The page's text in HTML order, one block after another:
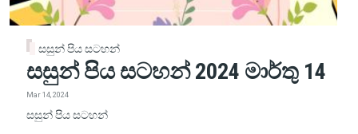
සසුන් පිය සටහන්
සසුන් පිය සටහන් 2024 මාර්තු 14
Mar 14, 2024
සසුන් පිය සටහන්